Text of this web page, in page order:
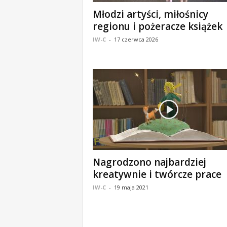
Młodzi artyści, miłośnicy
regionu i pożeracze książek
IW-C - 17 czerwca 2026
Nagrodzono najbardziej
kreatywnie i twórcze prace
IW-C - 19 maja 2021